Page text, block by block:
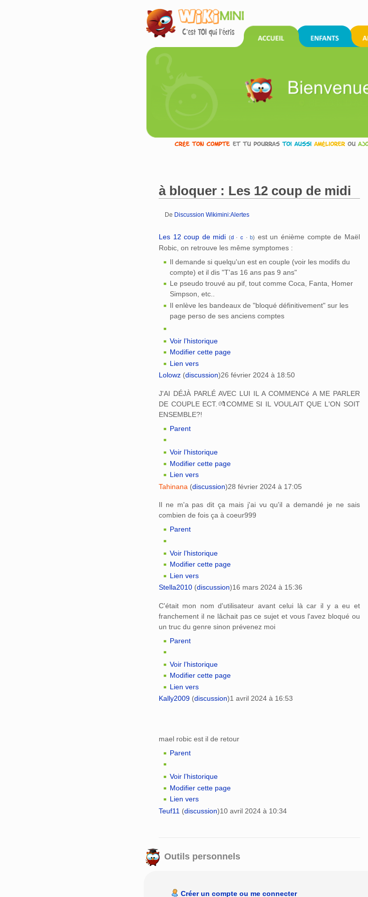
à bloquer : Les 12 coup de midi‎
De Discussion Wikimini:Alertes
Les 12 coup de midi‎ (d·c ·b) est un énième compte de Maël
Robic, on retrouve les même symptomes :
Il demande si quelqu'un est en couple (voir les modifs du
compte) et il dis "T'as 16 ans pas 9 ans"
Le pseudo trouvé au pif, tout comme Coca, Fanta, Homer
Simpson, etc..
Il enlève les bandeaux de "bloqué définitivement" sur les
page perso de ses anciens comptes
Voir l’historique
Modifier cette page
Lien vers
Lolowz (discussion)26 février 2024 à 18:50
J'AI DÉJÀ PARLÉ AVEC LUI IL A COMMENCé A ME PARLER
DE COUPLE ECT.💏COMME SI IL VOULAIT QUE L'ON SOIT
ENSEMBLE?!
Parent
Voir l’historique
Modifier cette page
Lien vers
Tahinana (discussion)28 février 2024 à 17:05
Il ne m'a pas dit ça mais j'ai vu qu'il a demandé je ne sais
combien de fois ça à coeur999
Parent
Voir l’historique
Modifier cette page
Lien vers
Stella2010 (discussion)16 mars 2024 à 15:36
C'était mon nom d'utilisateur avant celui là car il y a eu et
franchement il ne lâchait pas ce sujet et vous l'avez bloqué ou
un truc du genre sinon prévenez moi
Parent
Voir l’historique
Modifier cette page
Lien vers
Kally2009 (discussion)1 avril 2024 à 16:53
mael robic est il de retour
Parent
Voir l’historique
Modifier cette page
Lien vers
Teuf11 (discussion)10 avril 2024 à 10:34
Outils personnels
Créer un compte ou me connecter